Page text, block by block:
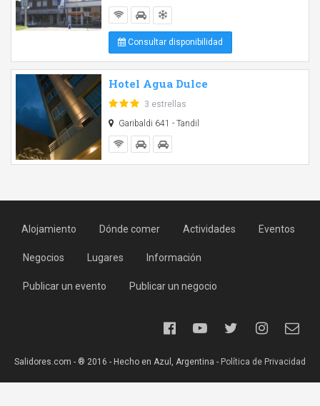
Consultar disponibilidad
Hotel Agua Dulce
3 estrellas
Garibaldi 641 - Tandil
Alojamiento Dónde comer Actividades Eventos
Negocios Lugares Información
Publicar un evento Publicar un negocio
Salidores.com - ® 2016 - Hecho en Azul, Argentina - Política de Privacidad